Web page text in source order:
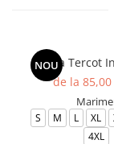
NOU
Bluza Tercot
de la 85,00
S M L XL
4XL